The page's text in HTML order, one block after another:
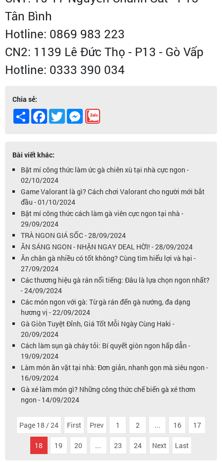
Tân Bình
Hotline: 0869 983 223
CN2: 1139 Lê Đức Thọ - P13 - Gò Vấp
Hotline: 0333 390 034
Chia sẻ:
Share FacebookTwitterMessenger
Bài viết khác:
Bật mí công thức làm ức gà chiên xù tại nhà cực ngon -
02/10/2024
Game Valorant là gì? Cách chơi Valorant cho người mới bắt
đầu - 01/10/2024
Bật mí công thức cách làm gà viên cực ngon tại nhà -
29/09/2024
TRÀ NGON GIÁ SỐC - 28/09/2024
ĂN SÁNG NGON - NHẬN NGAY DEAL HỜI! - 28/09/2024
Ăn chân gà nhiều có tốt không? Cùng tìm hiểu lợi và hại -
27/09/2024
Các thương hiệu gà rán nổi tiếng: Đâu là lựa chọn ngon nhất?
- 24/09/2024
Các món ngon với gà: Từ gà rán đến gà nướng, đa dạng
hương vị - 22/09/2024
Gà Giòn Tuyệt Đỉnh, Giá Tốt Mỗi Ngày Cùng Haki -
20/09/2024
Cách làm sụn gà cháy tỏi: Bí quyết giòn ngon hấp dẫn -
19/09/2024
Làm món ăn vặt tại nhà: Đơn giản, nhanh gọn mà siêu ngon -
16/09/2024
Gà xé làm món gì? Những công thức chế biến gà xé thơm
ngon - 14/09/2024
Page 18 / 24 First Prev 1 2 ... 16 17
18 19 20 ... 23 24 Next Last